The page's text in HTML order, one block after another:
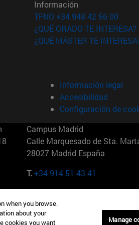
ventana)
ventana)
en nueva ventana)
en nueva ventana)
Información
TFNO +34 948 42 56 00
¿QUÉ GRADO TE INTERESA?
¿QUÉ MÁSTER TE
Información legal
Accesibilidad
Configuración de
Campus Madrid
Calle Marquesado de Sta.
28027 Madrid España
T.+34 914 51 43 41
York Maria-Theresia-Straße 15
Múnich Alemania
when you browse.
about your
cookies you want
Manage